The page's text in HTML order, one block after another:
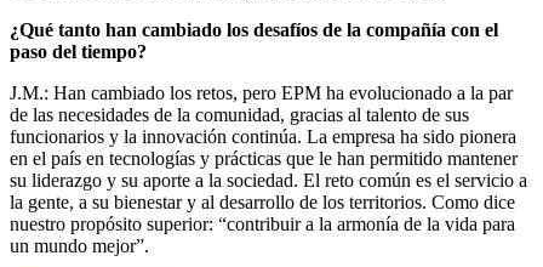
¿Qué tanto han cambiado los desafíos de la compañía con el
paso del tiempo?
J.M.: Han cambiado los retos, pero EPM ha evolucionado a la par
de las necesidades de la comunidad, gracias al talento de sus
funcionarios y la innovación continúa. La empresa ha sido pionera
en el país en tecnologías y prácticas que le han permitido mantener
su liderazgo y su aporte a la sociedad. El reto común es el servicio a
la gente, a su bienestar y al desarrollo de los territorios. Como dice
nuestro propósito superior: “contribuir a la armonía de la vida para
un mundo mejor”.